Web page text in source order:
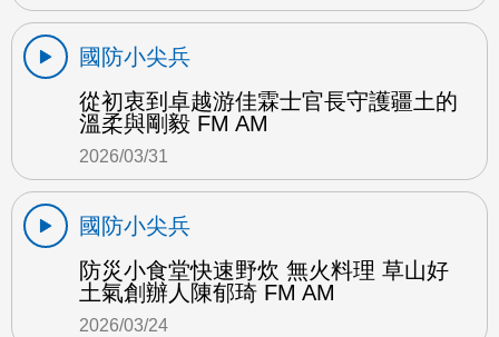
國防小尖兵
從初衷到卓越游佳霖士官長守護疆土的
溫柔與剛毅 FM AM
2026/03/31
國防小尖兵
防災小食堂快速野炊 無火料理 草山好
土氣創辦人陳郁琦 FM AM
2026/03/24